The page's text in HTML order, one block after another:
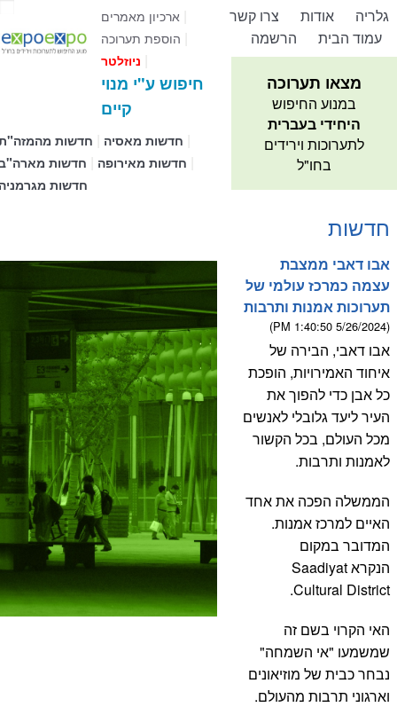
ארכיון מאמרים|
הוספת תערוכה
ניוזלטר
חיפוש ע"י מנוי
קיים
חדשות חדשות מאסיה
חדשות חדשות מאירופה
חדשות
צרו קשר אודות
גלריה
הרשמה
עמוד הבית
מצאו תערוכה
במנוע החיפוש
היחידי בעברית
לתערוכות וירידים
בחו"ל
חדשות
אבו דאבי ממצבת
עצמה כמרכז עולמי של
תערוכות אמנות ותרבות
(5/26/2024 1:40:50 PM)
אבו דאבי, הבירה של
איחוד האמירויות, הופכת
כל אבן כדי להפוך את
העיר ליעד גלובלי לאנשים
מכל העולם, בכל הקשור
לאמנות ותרבות.
הממשלה הפכה את אחד
האיים למרכז אמנות.
המדובר במקום
הנקרא Saadiyat
Cultural District.
האי הקרוי בשם זה
שמשמעו "אי השמחה"
נבחר כבית של מוזיאונים
וארגוני תרבות מהעולם.